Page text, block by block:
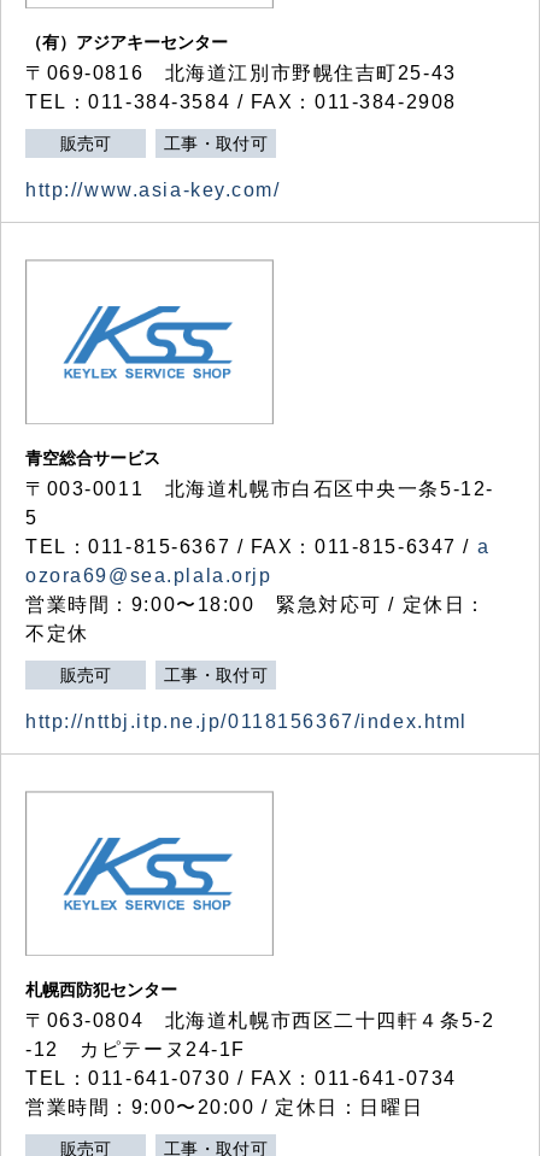
（有）アジアキーセンター
〒069-0816 北海道江別市野幌住吉町25-43
TEL：011-384-3584 / FAX：011-384-2908
販売可 工事・取付可
http://www.asia-key.com/
青空総合サービス
〒003-0011 北海道札幌市白石区中央一条5-12-
5
TEL：011-815-6367 / FAX：011-815-6347 / a
ozora69@sea.plala.orjp
営業時間：9:00〜18:00 緊急対応可 / 定休日：
不定休
販売可 工事・取付可
http://nttbj.itp.ne.jp/0118156367/index.html
札幌西防犯センター
〒063-0804 北海道札幌市西区二十四軒４条5-2
-12 カピテーヌ24-1F
TEL：011-641-0730 / FAX：011-641-0734
営業時間：9:00〜20:00 / 定休日：日曜日
販売可 工事・取付可